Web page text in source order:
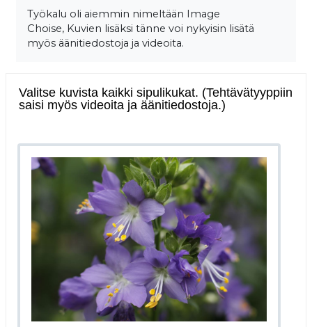
Työkalu oli aiemmin nimeltään Image
Choise, Kuvien lisäksi tänne voi nykyisin lisätä
myös äänitiedostoja ja videoita.